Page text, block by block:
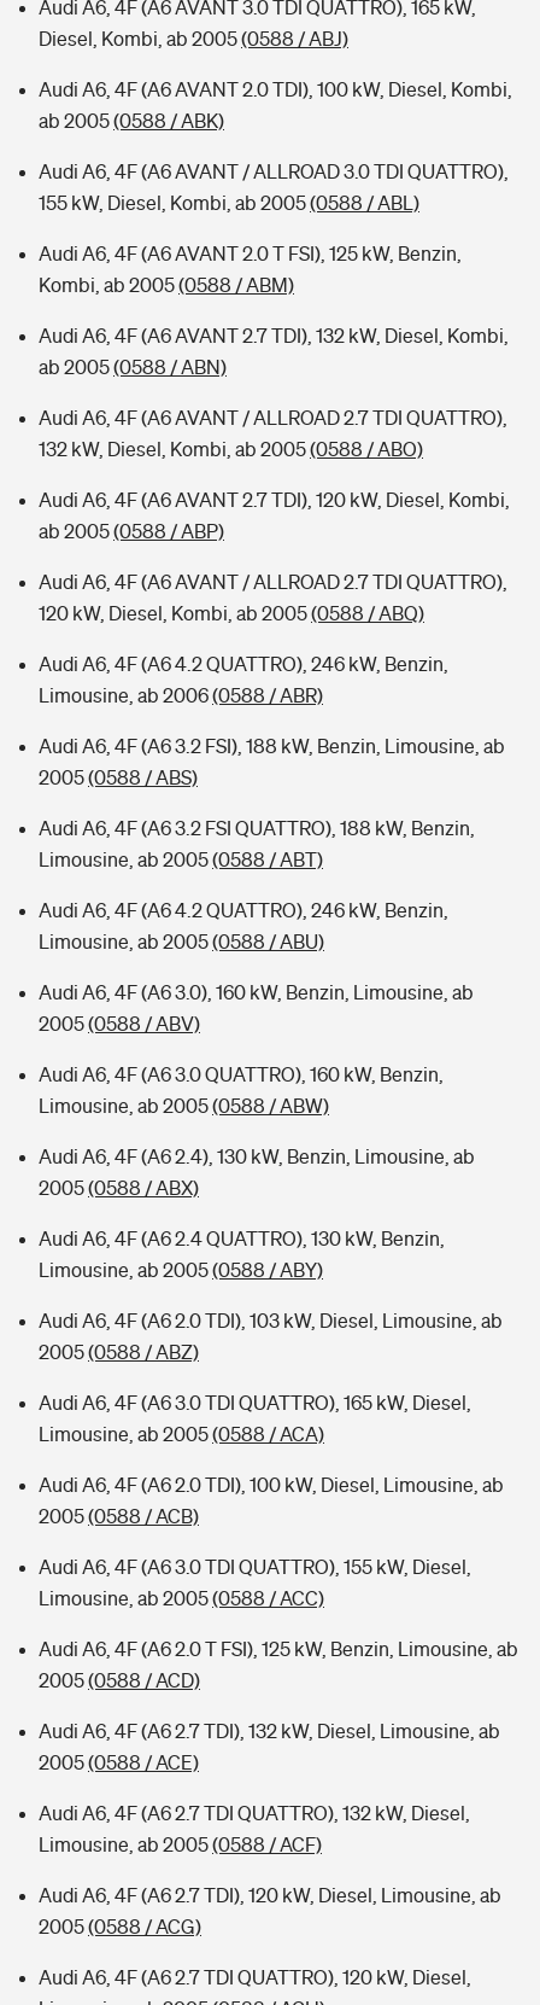
Audi A6, 4F (A6 AVANT 3.0 TDI QUATTRO), 165 kW,
Diesel, Kombi, ab 2005(0588 / ABJ)
Audi A6, 4F (A6 AVANT 2.0 TDI), 100 kW, Diesel, Kombi,
ab 2005(0588 / ABK)
Audi A6, 4F (A6 AVANT / ALLROAD 3.0 TDI QUATTRO),
155 kW, Diesel, Kombi, ab 2005(0588 / ABL)
Audi A6, 4F (A6 AVANT 2.0 T FSI), 125 kW, Benzin,
Kombi, ab 2005(0588 / ABM)
Audi A6, 4F (A6 AVANT 2.7 TDI), 132 kW, Diesel, Kombi,
ab 2005(0588 / ABN)
Audi A6, 4F (A6 AVANT / ALLROAD 2.7 TDI QUATTRO),
132 kW, Diesel, Kombi, ab 2005(0588 / ABO)
Audi A6, 4F (A6 AVANT 2.7 TDI), 120 kW, Diesel, Kombi,
ab 2005(0588 / ABP)
Audi A6, 4F (A6 AVANT / ALLROAD 2.7 TDI QUATTRO),
120 kW, Diesel, Kombi, ab 2005(0588 / ABQ)
Audi A6, 4F (A6 4.2 QUATTRO), 246 kW, Benzin,
Limousine, ab 2006(0588 / ABR)
Audi A6, 4F (A6 3.2 FSI), 188 kW, Benzin, Limousine, ab
2005(0588 / ABS)
Audi A6, 4F (A6 3.2 FSI QUATTRO), 188 kW, Benzin,
Limousine, ab 2005(0588 / ABT)
Audi A6, 4F (A6 4.2 QUATTRO), 246 kW, Benzin,
Limousine, ab 2005(0588 / ABU)
Audi A6, 4F (A6 3.0), 160 kW, Benzin, Limousine, ab
2005(0588 / ABV)
Audi A6, 4F (A6 3.0 QUATTRO), 160 kW, Benzin,
Limousine, ab 2005(0588 / ABW)
Audi A6, 4F (A6 2.4), 130 kW, Benzin, Limousine, ab
2005(0588 / ABX)
Audi A6, 4F (A6 2.4 QUATTRO), 130 kW, Benzin,
Limousine, ab 2005(0588 / ABY)
Audi A6, 4F (A6 2.0 TDI), 103 kW, Diesel, Limousine, ab
2005(0588 / ABZ)
Audi A6, 4F (A6 3.0 TDI QUATTRO), 165 kW, Diesel,
Limousine, ab 2005(0588 / ACA)
Audi A6, 4F (A6 2.0 TDI), 100 kW, Diesel, Limousine, ab
2005(0588 / ACB)
Audi A6, 4F (A6 3.0 TDI QUATTRO), 155 kW, Diesel,
Limousine, ab 2005(0588 / ACC)
Audi A6, 4F (A6 2.0 T FSI), 125 kW, Benzin, Limousine, ab
2005(0588 / ACD)
Audi A6, 4F (A6 2.7 TDI), 132 kW, Diesel, Limousine, ab
2005(0588 / ACE)
Audi A6, 4F (A6 2.7 TDI QUATTRO), 132 kW, Diesel,
Limousine, ab 2005(0588 / ACF)
Audi A6, 4F (A6 2.7 TDI), 120 kW, Diesel, Limousine, ab
2005(0588 / ACG)
Audi A6, 4F (A6 2.7 TDI QUATTRO), 120 kW, Diesel,